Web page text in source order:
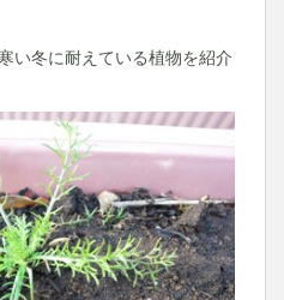
い冬に耐えている植物を紹介